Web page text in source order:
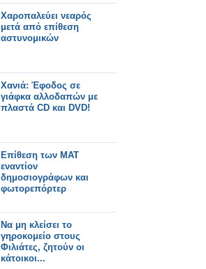
Χαροπαλεύει νεαρός
μετά από επίθεση
αστυνομικών
Χανιά: Έφοδος σε
γιάφκα αλλοδαπών με
πλαστά CD και DVD!
Επίθεση των ΜΑΤ
εναντίον
δημοσιογράφων και
φωτορεπόρτερ
Nα μη κλείσει το
γηροκομείο στους
Φιλιάτες, ζητούν οι
κάτοικοι...